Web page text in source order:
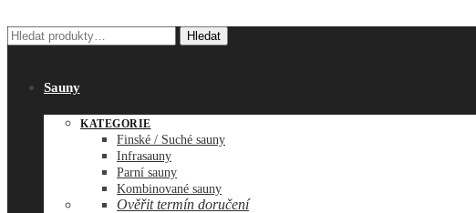
Hledat: Hledat
Sauny
KATEGORIE
Finské / Suché sauny
Infrasauny
Parní sauny
Kombinované sauny
Ověřit termín doručení